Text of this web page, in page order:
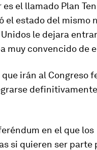
es el llamado Plan
el estado del mismo
le dejara
muy convencido de
irán al Congreso
definitivamente
en el que los
si quieren ser parte